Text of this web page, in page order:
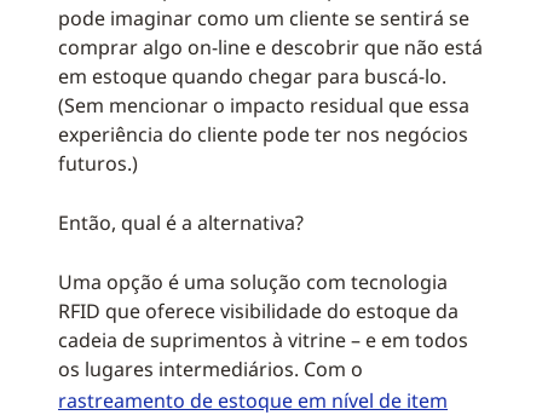
pode imaginar como um cliente se sentirá se
comprar algo on-line e descobrir que não está
em estoque quando chegar para buscá-lo.
(Sem mencionar o impacto residual que essa
experiência do cliente pode ter nos negócios
futuros.)
Então, qual é a alternativa?
Uma opção é uma solução com tecnologia
RFID que oferece visibilidade do estoque da
cadeia de suprimentos à vitrine – e em todos
os lugares intermediários. Com o
rastreamento de estoque em nível de item